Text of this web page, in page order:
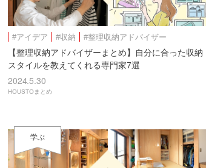
#アイデア #収納 #整理収納アドバイザー
【整理収納アドバイザーまとめ】自分に合った収納
スタイルを教えてくれる専門家7選
2024.5.30
HOUSTOまとめ
学ぶ